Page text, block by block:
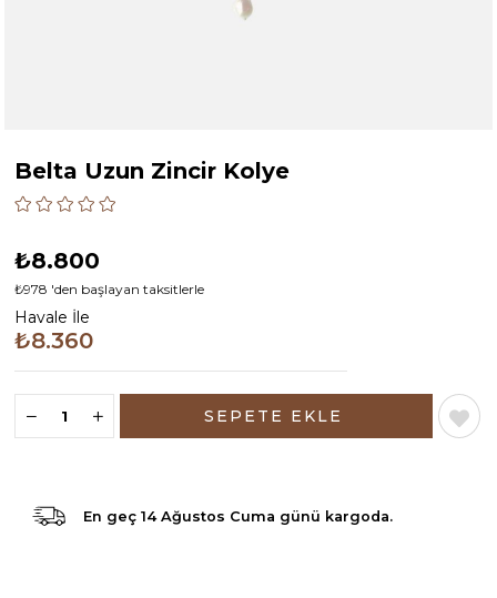
Belta Uzun Zincir Kolye
₺8.800
₺978 'den başlayan taksitlerle
Havale İle
₺8.360
En geç 14 Ağustos Cuma günü kargoda.